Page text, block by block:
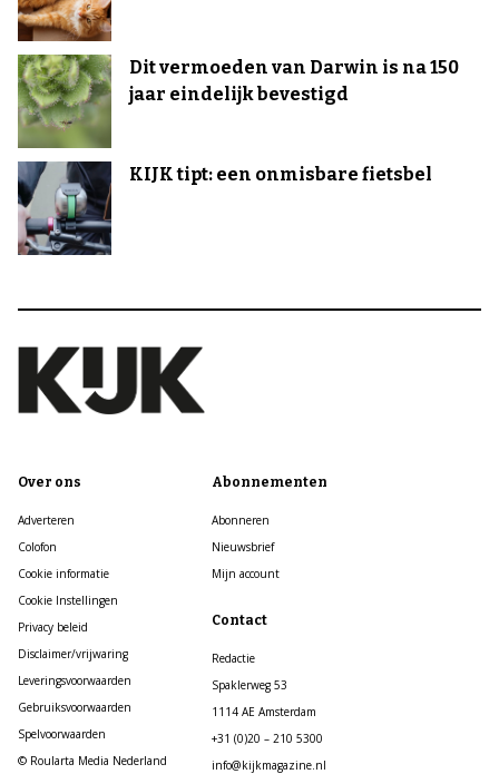
Dit vermoeden van Darwin is na 150
jaar eindelijk bevestigd
KIJK tipt: een onmisbare fietsbel
Over ons
Adverteren
Colofon
Cookie informatie
Cookie Instellingen
Privacy beleid
Disclaimer/vrijwaring
Leveringsvoorwaarden
Gebruiksvoorwaarden
Spelvoorwaarden
© Roularta Media Nederland
Abonnementen
Abonneren
Nieuwsbrief
Mijn account
Contact
Redactie
Spaklerweg 53
1114 AE Amsterdam
+31 (0)20 – 210 5300
info@kijkmagazine.nl